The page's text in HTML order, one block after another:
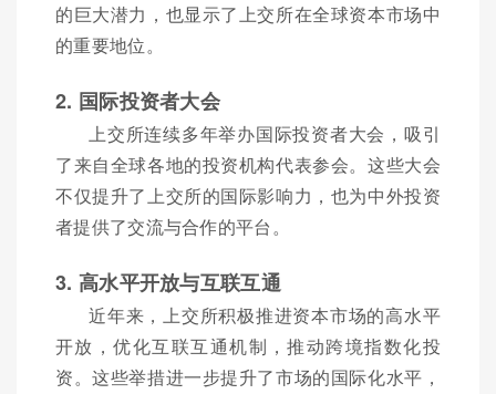
的巨大潜力，也显示了上交所在全球资本市场中
的重要地位。
2. 国际投资者大会
上交所连续多年举办国际投资者大会，吸引
了来自全球各地的投资机构代表参会。这些大会
不仅提升了上交所的国际影响力，也为中外投资
者提供了交流与合作的平台。
3. 高水平开放与互联互通
近年来，上交所积极推进资本市场的高水平
开放，优化互联互通机制，推动跨境指数化投
资。这些举措进一步提升了市场的国际化水平，